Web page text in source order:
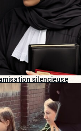
silencieuse